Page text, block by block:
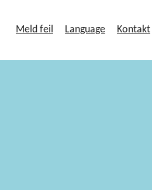
Meld feil Language Kontakt